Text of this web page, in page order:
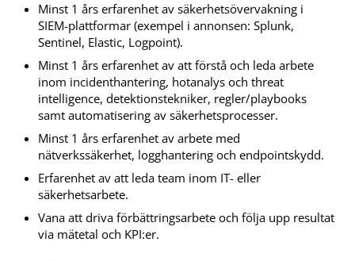
Minst 1 års erfarenhet av säkerhetsövervakning i
SIEM-plattformar (exempel i annonsen: Splunk,
Sentinel, Elastic, Logpoint).
Minst 1 års erfarenhet av att förstå och leda arbete
inom incidenthantering, hotanalys och threat
intelligence, detektionstekniker, regler/playbooks
samt automatisering av säkerhetsprocesser.
Minst 1 års erfarenhet av arbete med
nätverkssäkerhet, logghantering och endpointskydd.
Erfarenhet av att leda team inom IT- eller
säkerhetsarbete.
Vana att driva förbättringsarbete och följa upp resultat
via mätetal och KPI:er.